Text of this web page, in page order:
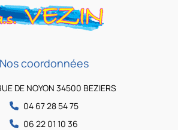
Nos coordonnées
DE NOYON 34500 BEZIERS
04 67 28 54 75
06 22 01 10 36